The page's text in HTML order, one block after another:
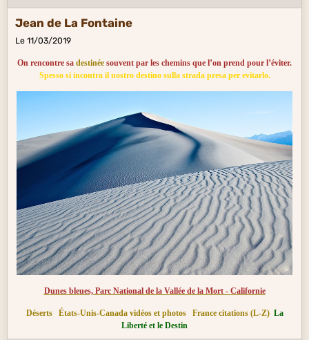
Jean de La Fontaine
Le 11/03/2019
On rencontre sa destinée souvent par les chemins que l’on prend pour l’éviter.
Spesso si incontra il nostro destino sulla strada presa per evitarlo.
Dunes bleues, Parc National de la Vallée de la Mort - Californie
Déserts États-Unis-Canada vidéos et photos France citations (L-Z) La
Liberté et le Destin